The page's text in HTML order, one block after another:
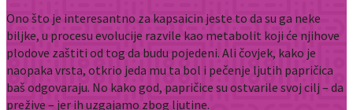
Ono što je interesantno za kapsaicin jeste to da su ga neke
biljke, u procesu evolucije razvile kao metabolit koji će njihove
plodove zaštiti od tog da budu pojedeni. Ali čovjek, kako je
naopaka vrsta, otkrio jeda mu ta bol i pečenje ljutih papričica
baš odgovaraju. No kako god, papričice su ostvarile svoj cilj – da
prežive – jer ih uzgajamo zbog ljutine.